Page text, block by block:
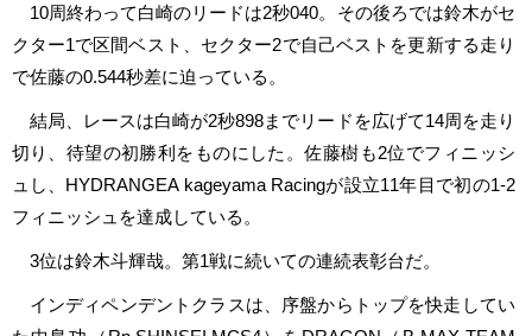
10周終わって白崎のリードは2秒040。その後ろでは鈴木がセ
クター1で区間ベスト、セクター2で自己ベストを更新する走り
で佐藤の0.544秒差に迫っている。
結局、レースは白崎が2秒898までリードを広げて14周を走り
切り、待望の初勝利をものにした。佐藤樹も2位でフィニッシ
ュし、HYDRANGEA kageyama Racingが設立11年目で初の1-2
フィニッシュを達成している。
3位は鈴木斗輝哉。第1戦に続いての連続表彰台だ。
インディペンデントクラスは、序盤からトップを快走してい